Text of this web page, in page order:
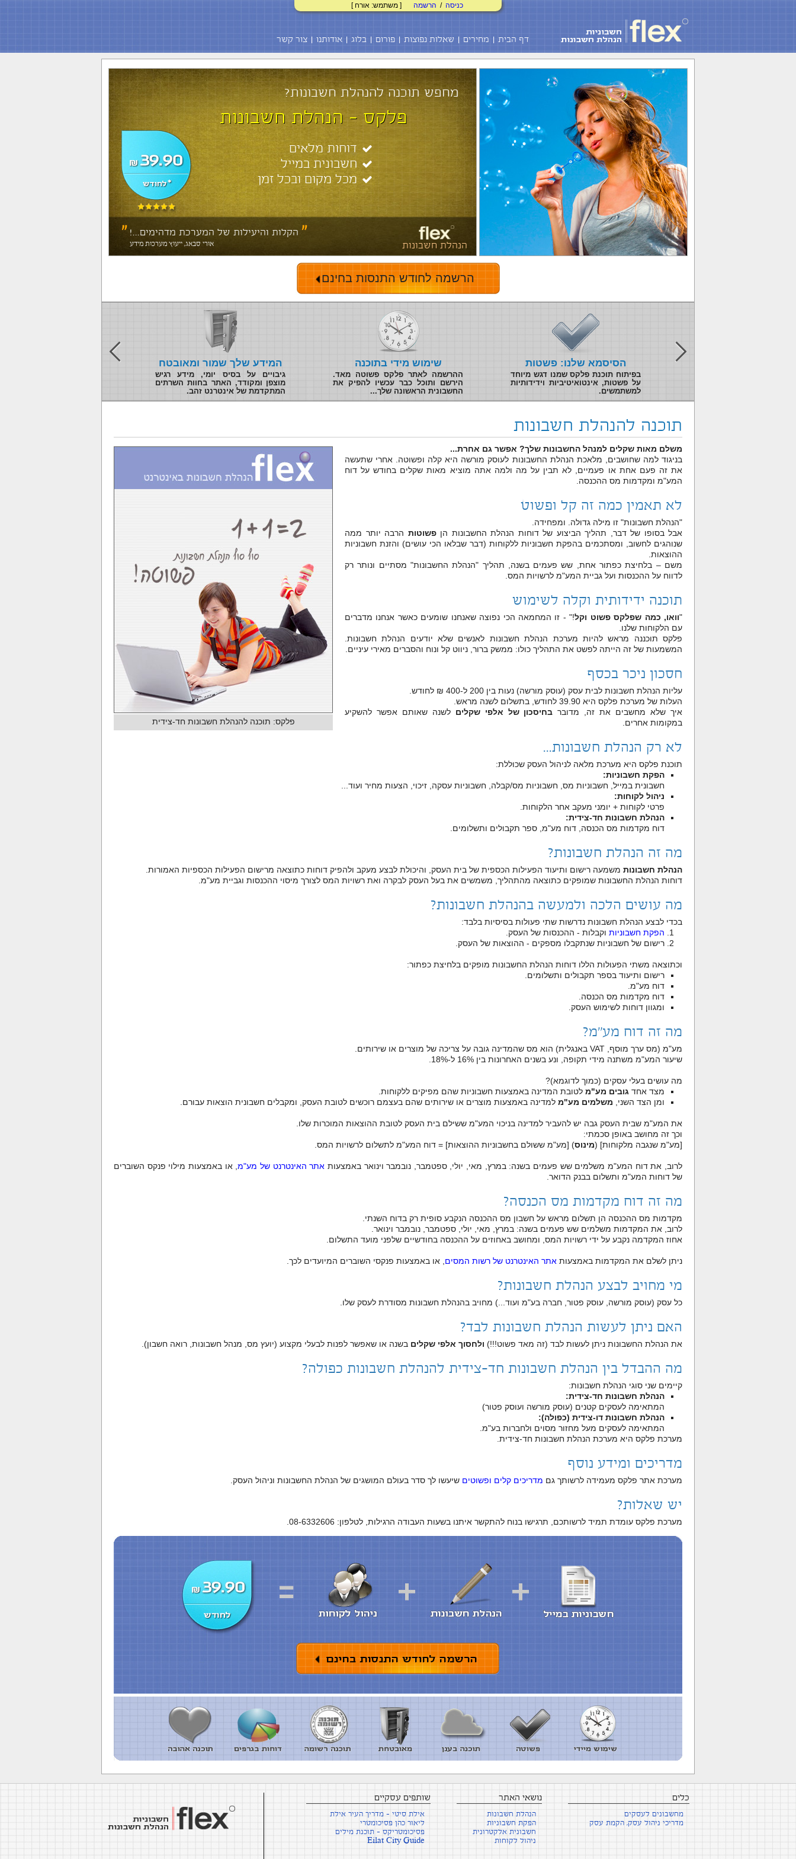
כניסה / הרשמה [ משתמש: אורח ]
דף הבית מחירים שאלות נפוצות פורום בלוג אודותנו צור קשר
מחפש תוכנה להנהלת חשבונות?
פלקס - הנהלת חשבונות
דוחות מלאים
חשבונית במייל
מכל מקום ובכל זמן
הנהלת חשבונות
" הקלות והיעילות של המערכת מדהימים...! "
אורי סבאג, ייעוץ מערכות מידע
הרשמה לחודש התנסות בחינם
המידע שלך שמור ומאובטח
גיבויים על בסיס יומי, מידע רגיש
מוצפן ומקודד, האתר בחוות השרתים
המתקדמת של אינטרנט זהב.
שימוש מידי בתוכנה
ההרשמה לאתר פלקס פשוטה מאד.
הירשם ותוכל כבר עכשיו להפיק את
החשבונית הראשונה שלך...
הסיסמא שלנו: פשטות
בפיתוח תוכנת פלקס שמנו דגש מיוחד
על פשטות, אינטואיטיביות וידידותיות
למשתמשים.
תוכנה להנהלת חשבונות
פלקס: תוכנה להנהלת חשבונות חד-צידית
משלם מאות שקלים למנהל החשבונות שלך? אפשר גם אחרת...
בניגוד למה שחושבים, מלאכת הנהלת החשבונות לעוסק מורשה היא קלה ופשוטה. אחרי שתעשה
את זה פעם אחת או פעמיים, לא תבין על מה ולמה אתה מוציא מאות שקלים בחודש על דוח
המע"מ ומקדמות מס ההכנסה.
לא תאמין כמה זה קל ופשוט
"הנהלת חשבונות" זו מילה גדולה. ומפחידה.
אבל בסופו של דבר, תהליך הביצוע של דוחות הנהלת החשבונות הןפשוטות הרבה יותר ממה
שנוהגים לחשוב, ומסתכמים בהפקת חשבוניות ללקוחות (דבר שבלאו הכי עושים) והזנת חשבוניות
ההוצאות.
משם – בלחיצת כפתור אחת, שש פעמים בשנה, תהליך "הנהלת החשבונות" מסתיים ונותר רק
לדווח על ההכנסות ועל גביית המע"מ לרשויות המס.
תוכנה ידידותית וקלה לשימוש
"וואו, כמה שפלקס פשוט וקל!" - זו המחמאה הכי נפוצה שאנחנו שומעים כאשר אנחנו מדברים
עם הלקוחות שלנו.
פלקס תוכננה מראש להיות מערכת הנהלת חשבונות לאנשים שלא יודעים הנהלת חשבונות.
המשמעות של זה הייתה לפשט את התהליך כולו: ממשק ברור, ניווט קל ונוח והסברים מאירי עיניים.
חסכון ניכר בכסף
עליות הנהלת חשבונות לבית עסק (עוסק מורשה) נעות בין 200 ל-400 ₪ לחודש.
העלות של מערכת פלקס היא 39.90 לחודש, בתשלום לשנה מראש.
איך שלא מחשבים את זה, מדובר בחיסכון של אלפי שקלים לשנה שאותם אפשר להשקיע
במקומות אחרים.
לא רק הנהלת חשבונות...
תוכנת פלקס היא מערכת מלאה לניהול העסק שכוללת:
הפקת חשבוניות:
חשבונית במייל, חשבוניות מס, חשבוניות מס/קבלה, חשבוניות עסקה, זיכוי, הצעות מחיר ועוד...
ניהול לקוחות:
פרטי לקוחות + יומני מעקב אחר הלקוחות.
הנהלת חשבונות חד-צידית:
דוח מקדמות מס הכנסה, דוח מע"מ, ספר תקבולים ותשלומים.
מה זה הנהלת חשבונות?
הנהלת חשבונות משמעה רישום ותיעוד הפעילות הכספית של בית העסק, והיכולת לבצע מעקב ולהפיק דוחות כתוצאה מרישום הפעילות הכספיות האמורות.
דוחות הנהלת החשבונות שמופקים כתוצאה מהתהליך, משמשים את בעל העסק לבקרה ואת רשויות המס לצורך מיסוי ההכנסות וגביית מע"מ.
מה עושים הלכה ולמעשה בהנהלת חשבונות?
בכדי לבצע הנהלת חשבונות נדרשות שתי פעולות בסיסיות בלבד:
הפקת חשבוניות וקבלות - ההכנסות של העסק.
רישום של חשבוניות שנתקבלו מספקים - ההוצאות של העסק.
וכתוצאה משתי הפעולות הללו דוחות הנהלת החשבונות מופקים בלחיצת כפתור:
רישום ותיעוד בספר תקבולים ותשלומים.
דוח מע"מ.
דוח מקדמות מס הכנסה.
ומגוון דוחות לשימוש העסק.
מה זה דוח מע"מ?
מע"מ (מס ערך מוסף, VAT באנגלית) הוא מס שהמדינה גובה על צריכה של מוצרים או שירותים.
שיעור המע"מ משתנה מידי תקופה, ונע בשנים האחרונות בין 16% ל-18%.
מה עושים בעלי עסקים (כמוך לדוגמא)?
מצד אחד גובים מע"מ לטובת המדינה באמצעות חשבוניות שהם מפיקים ללקוחות.
ומן הצד השני, משלמים מע"מ למדינה באמצעות מוצרים או שירותים שהם בעצמם רוכשים לטובת העסק, ומקבלים חשבונית הוצאות עבורם.
את המע"מ שבית העסק גבה יש להעביר למדינה בניכוי המע"מ ששילם בית העסק לטובת ההוצאות המוכרות שלו.
וכך זה מחושב באופן סכמתי:
[מע"מ שנגבה מלקוחות] (מינוס) [מע"מ ששולם בחשבוניות ההוצאות] = דוח המע"מ לתשלום לרשויות המס.
לרוב, את דוח המע"מ משלמים שש פעמים בשנה: במרץ, מאי, יולי, ספטמבר, נובמבר וינואר באמצעות אתר האינטרנט של מע"מ, או באמצעות מילוי פנקס השוברים
של דוחות המע"מ ותשלום בבנק הדואר.
מה זה דוח מקדמות מס הכנסה?
מקדמות מס ההכנסה הן תשלום מראש על חשבון מס ההכנסה הנקבע סופית רק בדוח השנתי.
לרוב, את המקדמות משלמים שש פעמים בשנה: במרץ, מאי, יולי, ספטמבר, נובמבר וינואר.
אחוז המקדמה נקבע על ידי רשויות המס, ומחושב באחוזים על ההכנסה בחודשיים שלפני מועד התשלום.
ניתן לשלם את המקדמות באמצעות אתר האינטרנט של רשות המסים , או באמצעות פנקסי השוברים המיועדים לכך.
מי מחויב לבצע הנהלת חשבונות?
כל עסק (עוסק מורשה, עוסק פטור, חברה בע"מ ועוד...) מחויב בהנהלת חשבונות מסודרת לעסק שלו.
האם ניתן לעשות הנהלת חשבונות לבד?
את הנהלת החשבונות ניתן לעשות לבד (זה מאד פשוט!!!) ולחסוך אלפי שקלים בשנה או שאפשר לפנות לבעלי מקצוע (יועץ מס, מנהל חשבונות, רואה חשבון).
מה ההבדל בין הנהלת חשבונות חד-צידית להנהלת חשבונות כפולה?
קיימים שני סוגי הנהלת חשבונות:
הנהלת חשבונות חד-צידית:
המתאימה לעסקים קטנים (עוסק מורשה ועוסק פטור)
הנהלת חשבונות דו-צידית (כפולה):
המתאימה לעסקים מעל מחזור מסוים ולחברות בע"מ.
מערכת פלקס היא מערכת הנהלת חשבונות חד-צידית.
מדריכים ומידע נוסף
מערכת אתר פלקס מעמידה לרשותך גם מדריכים קלים ופשוטים שיעשו לך סדר בעולם המושגים של הנהלת החשבונות וניהול העסק.
יש שאלות?
מערכת פלקס עומדת תמיד לרשותכם, תרגישו בנוח להתקשר איתנו בשעות העבודה הרגילות, לטלפון: 08-6332606.
כלים
מחשבונים לעסקים
מדריכי ניהול עסק, הקמת עסק
נושאי האתר
הנהלת חשבונות
הפקת חשבוניות
חשבונית אלקטרונית
ניהול לקוחות
שותפים עסקיים
אילת סיטי - מדריך העיר אילת
ליאור כהן פסיכומטרי
פסיכומטריקס - תוכנת מילים
Eilat City Guide